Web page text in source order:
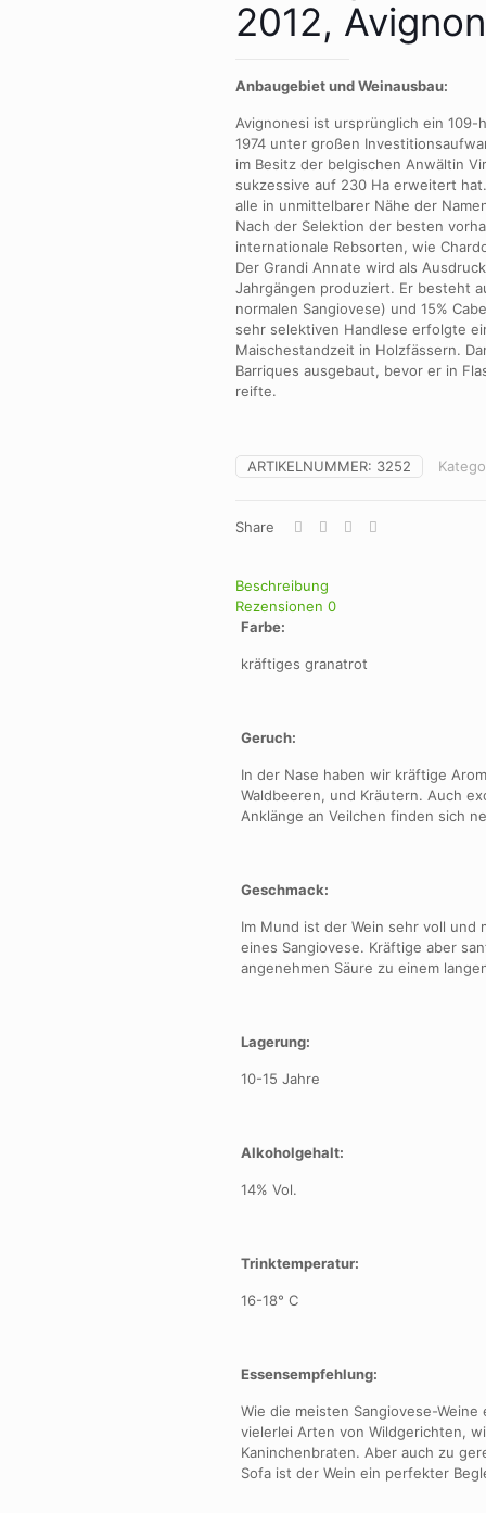
2012,
Anbaugebietund Weinausbau:
Avignonesi ist ursprünglich ein
1974 unter großen
im Besitz der belgischen Anwältin
sukzessive auf 230 Ha erweitert
alle in unmittelbarer Nähe der
Nach der Selektion der besten
internationale Rebsorten, wie
Der Grandi Annate wird als
Jahrgängen produziert. Er besteht
normalen Sangiovese) und 15%
sehr selektiven Handlese erfolgte
Maischestandzeit in Holzfässern.
Barriques ausgebaut, bevor er in
reifte.
ARTIKELNUMMER: 3252
Share
Beschreibung
Rezensionen 0
Farbe:
kräftiges granatrot
Geruch:
In der Nase haben wir kräftige
Waldbeeren, und Kräutern. Auch
Anklänge an Veilchen finden sich
Geschmack:
Im Mund ist der Wein sehr voll und
eines Sangiovese. Kräftige aber
angenehmen Säure zu einem
Lagerung:
10-15 Jahre
Alkoholgehalt:
14% Vol.
Trinktemperatur:
16-18° C
Essensempfehlung:
Wie die meisten Sangiovese-
vielerlei Arten von Wildgerichten,
Kaninchenbraten. Aber auch zu
Sofa ist der Wein ein perfekter